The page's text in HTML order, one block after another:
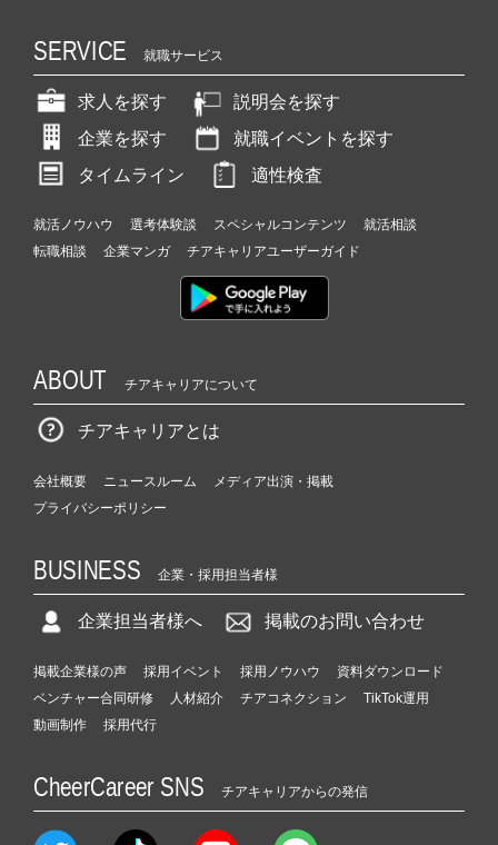
SERVICE 就職サービス
求人を探す
説明会を探す
企業を探す
就職イベントを探す
タイムライン
適性検査
就活ノウハウ 選考体験談 スペシャルコンテンツ
就活相談
転職相談
企業マンガ チアキャリアユーザーガイド
ABOUT チアキャリアについて
チアキャリアとは
会社概要 ニュースルーム
メディア出演・掲載
プライバシーポリシー
BUSINESS 企業・採用担当者様
企業担当者様へ 掲載のお問い合わせ
掲載企業様の声 採用イベント 採用ノウハウ
資料ダウンロード
ベンチャー合同研修
人材紹介 チアコネクション
TikTok運用
動画制作
採用代行
CheerCareer SNS チアキャリアからの発信